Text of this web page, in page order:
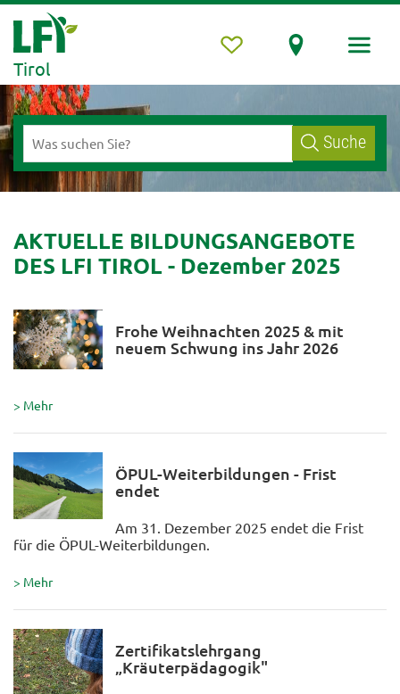
Tirol
Suche
AKTUELLE BILDUNGSANGEBOTE
DES LFI TIROL - Dezember 2025
Frohe Weihnachten 2025 & mit
neuem Schwung ins Jahr 2026
> Mehr
ÖPUL-Weiterbildungen - Frist
endet
Am 31. Dezember 2025 endet die Frist
für die ÖPUL-Weiterbildungen.
> Mehr
Zertifikatslehrgang
„Kräuterpädagogik"